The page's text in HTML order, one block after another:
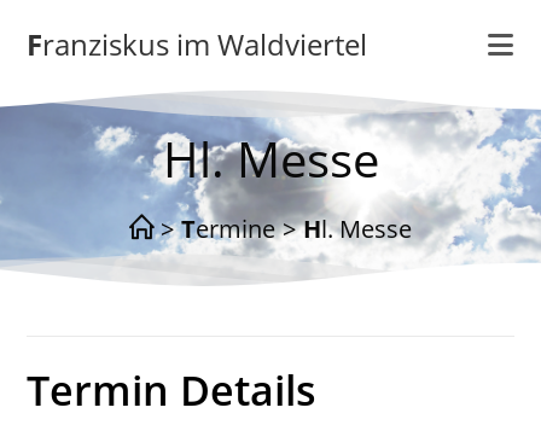
Inhalt
springenFranziskus im Waldviertel
Hl. Messe
> Termine > Hl. Messe
Termin Details